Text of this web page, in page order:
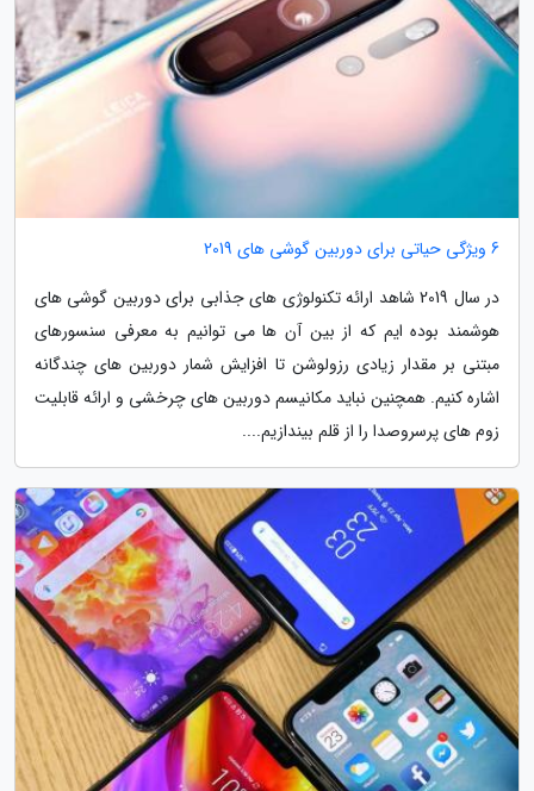
6 ویژگی حیاتی برای دوربین گوشی های 2019
در سال 2019 شاهد ارائه تکنولوژی های جذابی برای دوربین گوشی های
هوشمند بوده ایم که از بین آن ها می توانیم به معرفی سنسورهای
مبتنی بر مقدار زیادی رزولوشن تا افزایش شمار دوربین های چندگانه
اشاره کنیم. همچنین نباید مکانیسم دوربین های چرخشی و ارائه قابلیت
زوم های پرسروصدا را از قلم بیندازیم....